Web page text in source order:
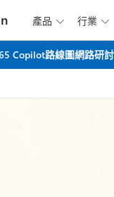
產品  行業 
Copilot路線圖網路研